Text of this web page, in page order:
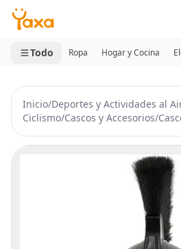
MINI CARRITO
0 productos
Todo Ropa Hogar y Cocina
Inicio/Deportes y Actividades al
Ciclismo/Cascos y Accesorios/